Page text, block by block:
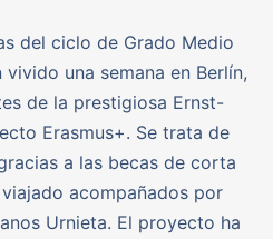
del ciclo de Grado Medio
una semana en Berlín,
de la prestigiosa Ernst-
Erasmus+. Se trata de
a las becas de corta
acompañados por
Urnieta. El proyecto ha